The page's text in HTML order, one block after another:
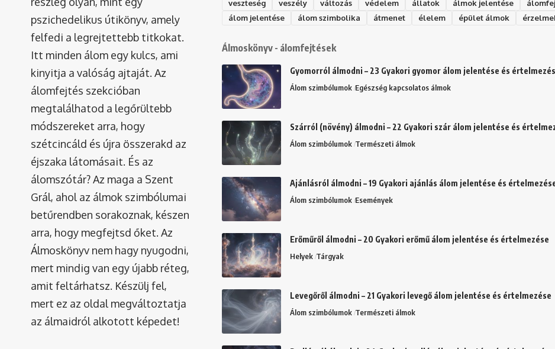
pszichedelikus útikönyv, amely
felfedi a legrejtettebb titkokat.
Itt minden álom egy kulcs, ami
kinyitja a valóság ajtaját. Az
álomfejtés szekcióban
megtalálhatod a legőrültebb
módszereket arra, hogy
szétcincáld és újra összerakd az
éjszaka látomásait. És az
álomszótár? Az maga a Szent
Grál, ahol az álmok szimbólumai
betűrendben sorakoznak, készen
arra, hogy megfejtsd őket. Az
Álmoskönyv nem hagy nyugodni,
mert mindig van egy újabb réteg,
amit feltárhatsz. Készülj fel,
mert ez az oldal megváltoztatja
az álmaidról alkotott képedet!
veszteség
veszély változás védelem állatok álmok jelentése
álom jelentése
álom szimbolika átmenet élelem épület álmok
Álmoskönyv - álomfejtések
Gyomorról álmodni – 23 Gyakori gyomor álom jelentése és
Álom szimbólumok Egészség kapcsolatos álmok
Szárról (növény) álmodni – 22 Gyakori szár álom jelentése és
Álom szimbólumok Természeti álmok
Ajánlásról álmodni – 19 Gyakori ajánlás álom jelentése és
Álom szimbólumok Események
Erőműről álmodni – 20 Gyakori erőmű álom jelentése és értelmezése
Helyek Tárgyak
Levegőről álmodni – 21 Gyakori levegő álom jelentése és értelmezése
Álom szimbólumok Természeti álmok